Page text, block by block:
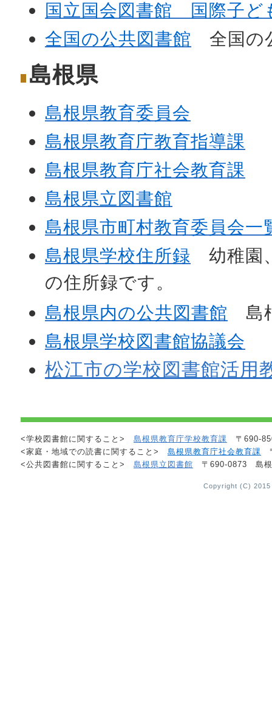
国立国会図書館 国際子ど
全国の公共図書館 全国の
島根県
島根県教育委員会
島根県教育庁教育指導課
島根県教育庁社会教育課
島根県立図書館
島根県市町村教育委員会一
島根県学校住所録
幼稚園
の住所録です。
島根県内の公共図書館
島
島根県学校図書館協議会
松江市の学校図書館活用
<学校図書館に関すること> 島根県教育庁学校教育課 〒690-
<家庭・地域での読書に関すること> 島根県教育庁社会教育課
<公共図書館に関すること> 島根県立図書館 〒690-0873 島根
Copyright (C)